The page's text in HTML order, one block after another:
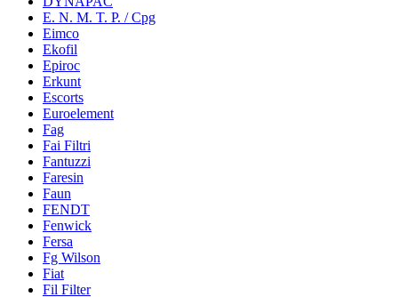
E. N. M. T. P. / Cpg
Eimco
Ekofil
Epiroc
Erkunt
Escorts
Euroelement
Fag
Fai Filtri
Fantuzzi
Faresin
Faun
FENDT
Fenwick
Fersa
Fg Wilson
Fiat
Fil Filter